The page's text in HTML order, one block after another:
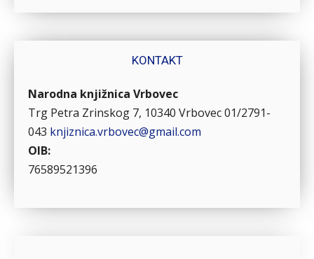
KONTAKT
Narodna knjižnica Vrbovec
Trg Petra Zrinskog 7, 10340 Vrbovec01/2791-
043 knjiznica.vrbovec@gmail.com
OIB:
76589521396